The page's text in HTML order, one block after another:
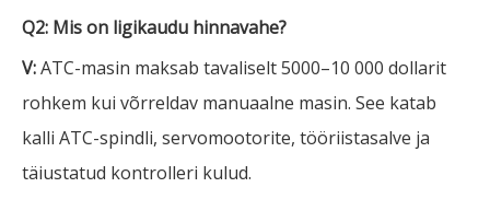
Q2: Mis on ligikaudu hinnavahe?
V:ATC-masin maksab tavaliselt 5000–10 000 dollarit
rohkem kui võrreldav manuaalne masin. See katab
kalli ATC-spindli, servomootorite, tööriistasalve ja
täiustatud kontrolleri kulud.